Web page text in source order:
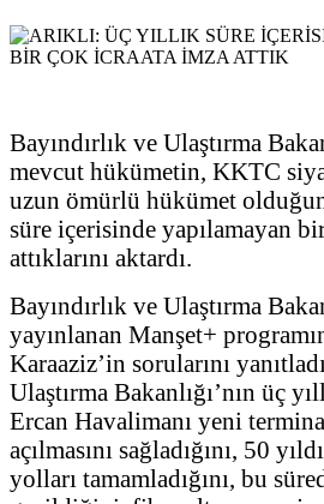
Bayındırlık ve Ulaştırma
mevcut hükümetin, KKTC
uzun ömürlü hükümet
süre içerisinde yapılamayan
attıklarını aktardı.
Bayındırlık ve Ulaştırma
yayınlanan Manşet+
Karaaziz’in sorularını
Ulaştırma Bakanlığı’nın üç
Ercan Havalimanı yeni
açılmasını sağladığını, 50
yolları tamamladığını, bu